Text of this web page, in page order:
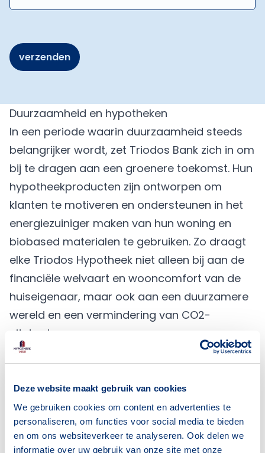
Deze website maakt gebruik van cookies
We gebruiken cookies om content en advertenties te
personaliseren, om functies voor social media te bieden
en om ons websiteverkeer te analyseren. Ook delen we
informatie over uw gebruik van onze site met onze
verzenden
Duurzaamheid en hypotheken
In een periode waarin duurzaamheid steeds
belangrijker wordt, zet Triodos Bank zich in om
bij te dragen aan een groenere toekomst. Hun
hypotheekproducten zijn ontworpen om
klanten te motiveren en ondersteunen in het
energiezuiniger maken van hun woning en
biobased materialen te gebruiken. Zo draagt
elke Triodos Hypotheek niet alleen bij aan de
financiële welvaart en wooncomfort van de
huiseigenaar, maar ook aan een duurzamere
wereld en een vermindering van CO2-
uitstoot.
Hypotheek Visie is verheugd om deze
hypotheekoptie te kunnen bieden aan de
klanten. Wij blijven ons inzetten als jouw
onafhankelijke adviseur, met nu nog meer
mogelijkheden om een hypotheek te vinden